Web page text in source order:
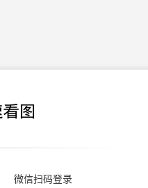
微信扫码登录